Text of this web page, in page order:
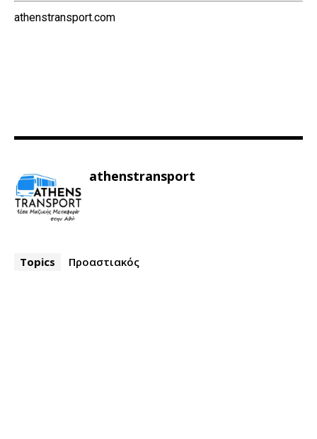
athenstransport.com
athenstransport
Topics Προαστιακός